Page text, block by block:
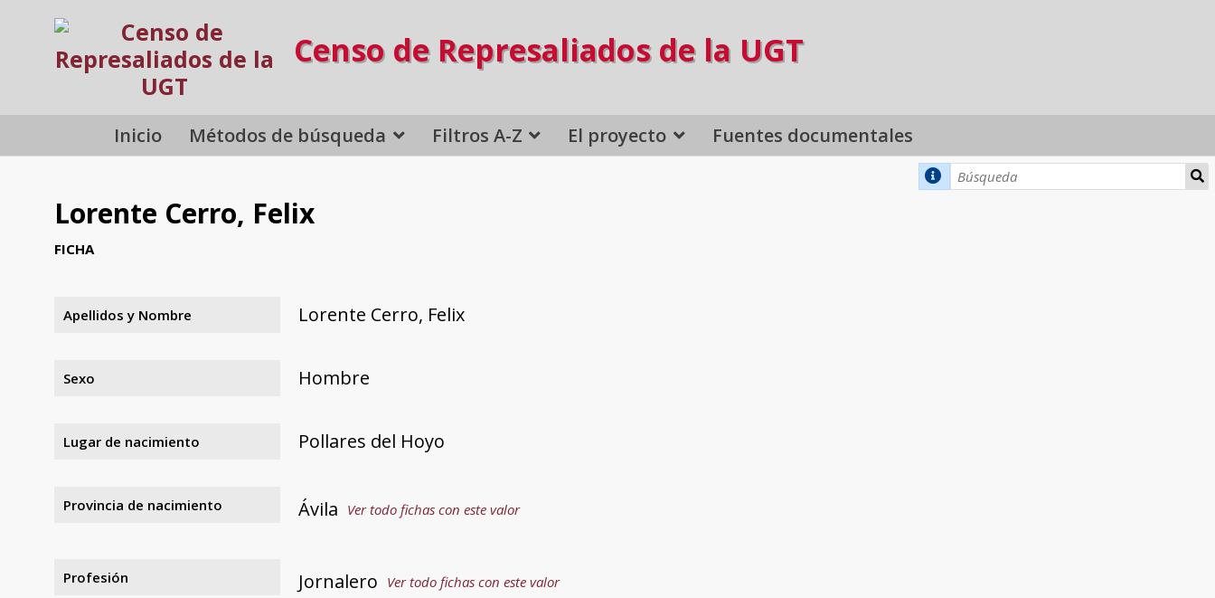
Censo de Represaliados de la UGT
Inicio Métodos de búsqueda Filtros A-Z El proyecto Fuentes documentales
Lorente Cerro, Felix
FICHA
Apellidos y Nombre Lorente Cerro, Felix
Sexo Hombre
Lugar de nacimiento Pollares del Hoyo
Provincia de nacimiento Ávila Ver todo fichas con este valor
Profesión Jornalero Ver todo fichas con este valor